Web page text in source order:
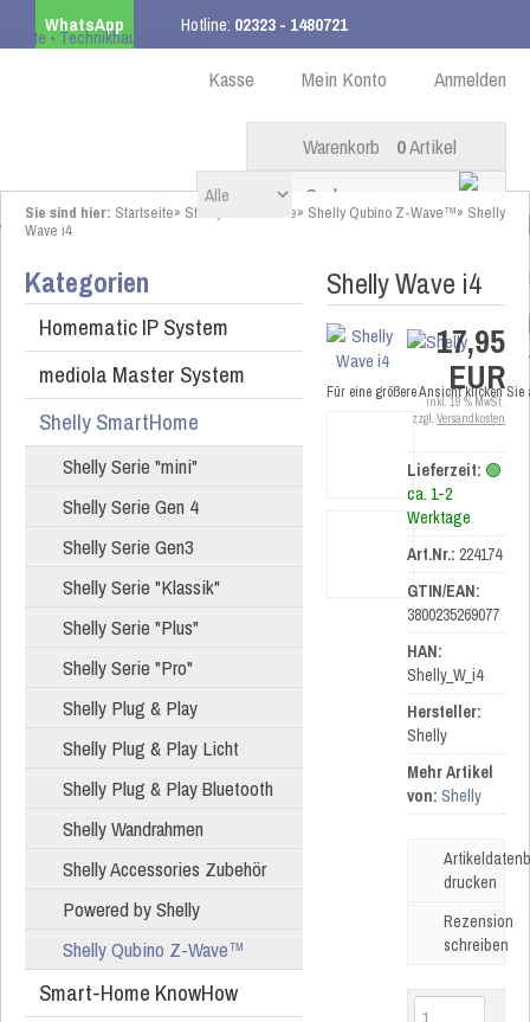
WhatsApp Hotline: 02323 - 1480721
ab 99,00 € innerhalb DE Anmelden
Mein Konto
Kasse
Warenkorb 0Artikel
Sie sind hier: Startseite» Shelly SmartHome» Shelly Qubino Z-Wave™» Shelly
Wave i4
Kategorien
Homematic IP System
mediola Master System
Shelly SmartHome
Shelly Serie "mini"
Shelly Serie Gen 4
Shelly Serie Gen3
Shelly Serie "Klassik"
Shelly Serie "Plus"
Shelly Serie "Pro"
Shelly Plug & Play
Shelly Plug & Play Licht
Shelly Plug & Play Bluetooth
Shelly Wandrahmen
Shelly Accessories Zubehör
Powered by Shelly
Shelly Qubino Z-Wave™
Smart-Home KnowHow
Shelly Wave i4
Für eine größere Ansicht klicken
17,95
EUR
inkl. 19 % MwSt.
zzgl. Versandkosten
Lieferzeit: 🟢
ca. 1-2
Werktage
Art.Nr.: 224174
GTIN/EAN:
3800235269077
HAN:
Shelly_W_i4
Hersteller:
Shelly
Mehr Artikel
von: Shelly
drucken
Rezension
schreiben